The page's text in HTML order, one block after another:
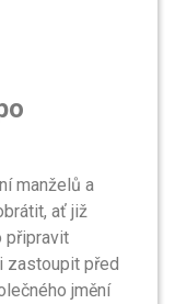
manželů a
ať již
připravit
zastoupit před
jmění